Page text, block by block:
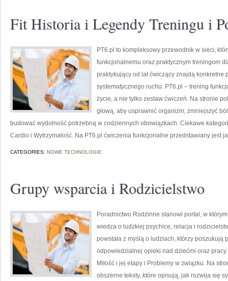
Fit Historia i Legendy Treningu i
PT6.pl to kompleksowy przewodnik w sieci,
funkcjonalnemu oraz praktycznym treningom
praktykujący od lat ćwiczący znajdą konkretne
systematycznego ruchu. PT6.pl – trening
życie, a nie tylko zestaw ćwiczeń. Na stronie
głową, aby usprawnić organizm, zmniejszyć
budować wydolność potrzebną w codziennych obowiązkach. Ciekawe
Cardio i Wytrzymałość. Na PT6.pl ćwiczenia funkcjonalne przedstawiany jest
CATEGORIES: NOWE TECHNOLOGIE
Grupy wsparcia i Rodzicielstwo
Poradnictwo Rodzinne stanowi portal, w
wiedza o ludzkiej psychice, relacja i
powstała z myślą o ludziach, którzy poszukują
odpowiedzialnej opieki nad dziećmi oraz
Miłość i jej etapy i Problemy w związku. Na
obszerne teksty, które opisują, jak rozwija się